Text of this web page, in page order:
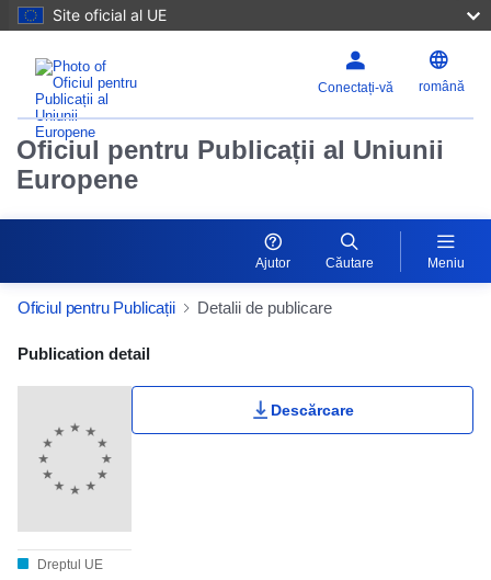
Site oficial al UE
Conectați-vă română
Oficiul pentru Publicații al Uniunii
Europene
Ajutor Căutare Meniu
Oficiul pentru Publicații Detalii de publicare
Publication Detail Actions Portlet
Publication detail
Dreptul UE
Descărcare